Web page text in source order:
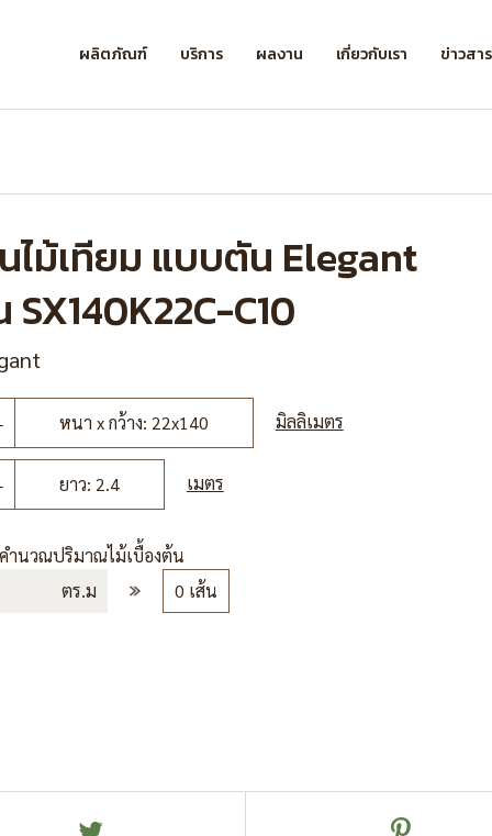
ผลิตภัณฑ์ บริการ ผลงาน เกี่ยวกับเรา ข่าวสา
ไม้เทียม แบบตัน Elegant
SX140K22C-C10
หนา x กว้าง: 22x140 มิลลิเมตร
ยาว: 2.4 เมตร
ำนวณปริมาณไม้เบื้องต้น
ตร.ม
0 เส้น